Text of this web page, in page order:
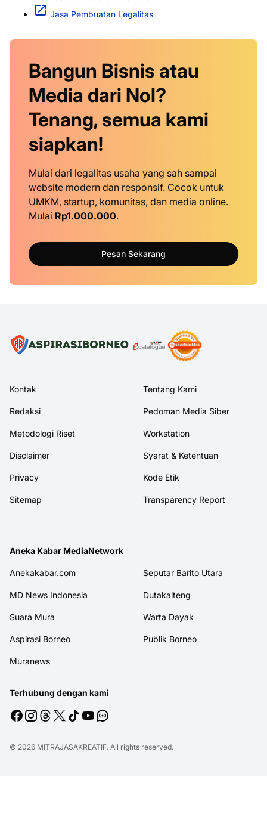
Jasa Pembuatan Legalitas
Bangun Bisnis atau
Media dari Nol?
Tenang, semua kami
siapkan!
Mulai dari legalitas usaha yang sah sampai
website modern dan responsif. Cocok untuk
UMKM, startup, komunitas, dan media online.
Mulai Rp1.000.000.
Pesan Sekarang
Kontak Tentang Kami
Redaksi Pedoman Media Siber
Metodologi Riset Workstation
Disclaimer Syarat & Ketentuan
Privacy Kode Etik
Sitemap Transparency Report
Aneka Kabar MediaNetwork
Anekakabar.com Seputar Barito Utara
MD News Indonesia Dutakalteng
Suara Mura Warta Dayak
Aspirasi Borneo Publik Borneo
Muranews
Terhubung dengan kami
© 2026 MITRAJASAKREATIF. All rights reserved.